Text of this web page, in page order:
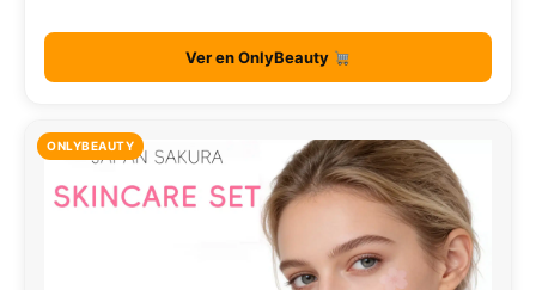
Ver en OnlyBeauty
ONLYBEAUTY